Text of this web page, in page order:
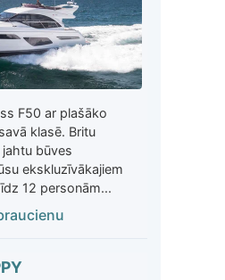
F50 ar plašāko
klasē. Britu
būves
ekskluzīvākajiem
12 personām...